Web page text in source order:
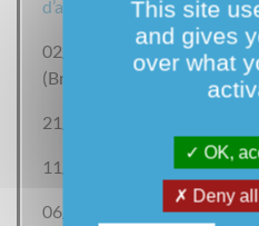
d’adaptation
02/06/2016 :Plan intégré
(Bruxelles)
21/04/2016 : Plan Air-
11/02/2013 : Plan
06/12/2010 :
Première
This site
and gives
over what
OK,
Deny